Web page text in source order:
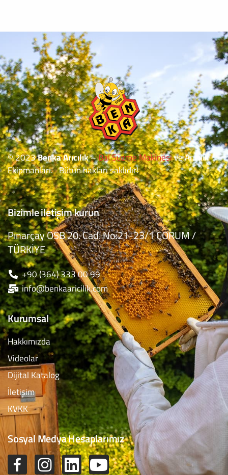
© 2023Benka Arıcılık–Bal Süzme Makinesive Arıcılık
Ekipmanları. Bütün hakları saklıdır!
Bizimle iletişim kurun
Pınarçay OSB 20. Cad. No:21-23/1 ÇORUM /
TÜRKİYE
+90 (364) 333 00 99
info@benkaaricilik.com
Kurumsal
Hakkımızda
Videolar
Dijital Katalog
İletişim
KVKK
Sosyal Medya Hesaplarımız